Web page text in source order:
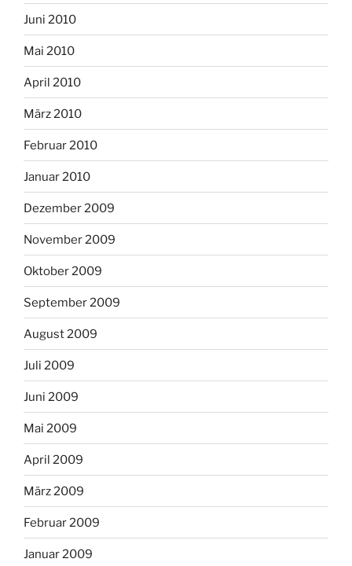
Juni 2010
Mai 2010
April 2010
März 2010
Februar 2010
Januar 2010
Dezember 2009
November 2009
Oktober 2009
September 2009
August 2009
Juli 2009
Juni 2009
Mai 2009
April 2009
März 2009
Februar 2009
Januar 2009